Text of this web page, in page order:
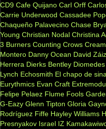
CD9 Cafe Quijano Carl Orff
Carrie Underwood Cassadee
Chaqueño Palavecino Chase
Young Christian Nodal Christina
3 Burners Counting Crows Cream
Montero Danny Ocean David
Herrera Dierks Bentley
Lynch Echosmith El chapo de
Eurythmics Evan Craft
Felipe Pelaez Flume Fools
G-Eazy Glenn Tipton Gloria
Rodríguez Fiffe Hayley Williams
Presnyakov Israel IZ